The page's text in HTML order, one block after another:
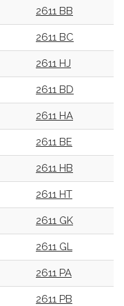
2611 BB
2611 BC
2611 HJ
2611 BD
2611 HA
2611 BE
2611 HB
2611 HT
2611 GK
2611 GL
2611 PA
2611 PB